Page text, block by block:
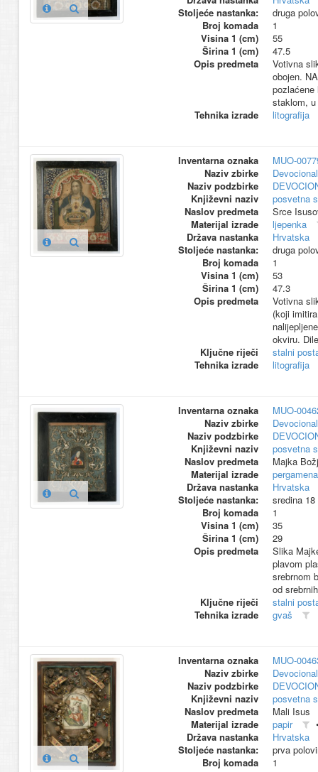
Stoljeće nastanka:
druga
Broj komada
1
Visina 1 (cm)
55
Širina 1 (cm)
47.5
Opis predmeta
Votivna
obojen.
staklom,
Tehnika izrade
litografija
Inventarna oznaka
MUO-
Naziv zbirke
Naziv podzbirke
Književni naziv
posvetna
Naslov predmeta
Srce
Materijal izrade
ljepenka
Država nastanka
Hrvatska
Stoljeće nastanka:
druga
Broj komada
1
Visina 1 (cm)
53
Širina 1 (cm)
47.3
Opis predmeta
Votivna
(koji
okviru.
Ključne riječi
stalni
Tehnika izrade
litografija
Inventarna oznaka
MUO-
Naziv zbirke
Naziv podzbirke
Književni naziv
posvetna
Naslov predmeta
Majka
Materijal izrade
pergamena
Država nastanka
Hrvatska
Stoljeće nastanka:
sredina 18
Broj komada
1
Visina 1 (cm)
35
Širina 1 (cm)
29
Opis predmeta
Slika
plavom
srebrnom
od
Ključne riječi
stalni
Tehnika izrade
gvaš
Inventarna oznaka
MUO-
Naziv zbirke
Naziv podzbirke
Književni naziv
posvetna
Naslov predmeta
Mali Isus
Materijal izrade
papir
Država nastanka
Hrvatska
Stoljeće nastanka:
prva
Broj komada
1